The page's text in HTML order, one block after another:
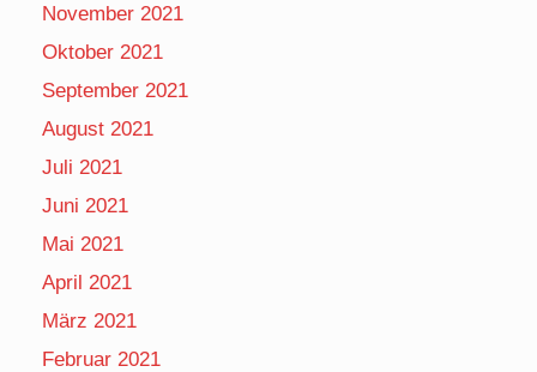
November 2021
Oktober 2021
September 2021
August 2021
Juli 2021
Juni 2021
Mai 2021
April 2021
März 2021
Februar 2021